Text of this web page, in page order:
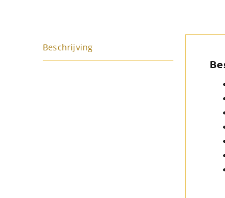
Beschrijving